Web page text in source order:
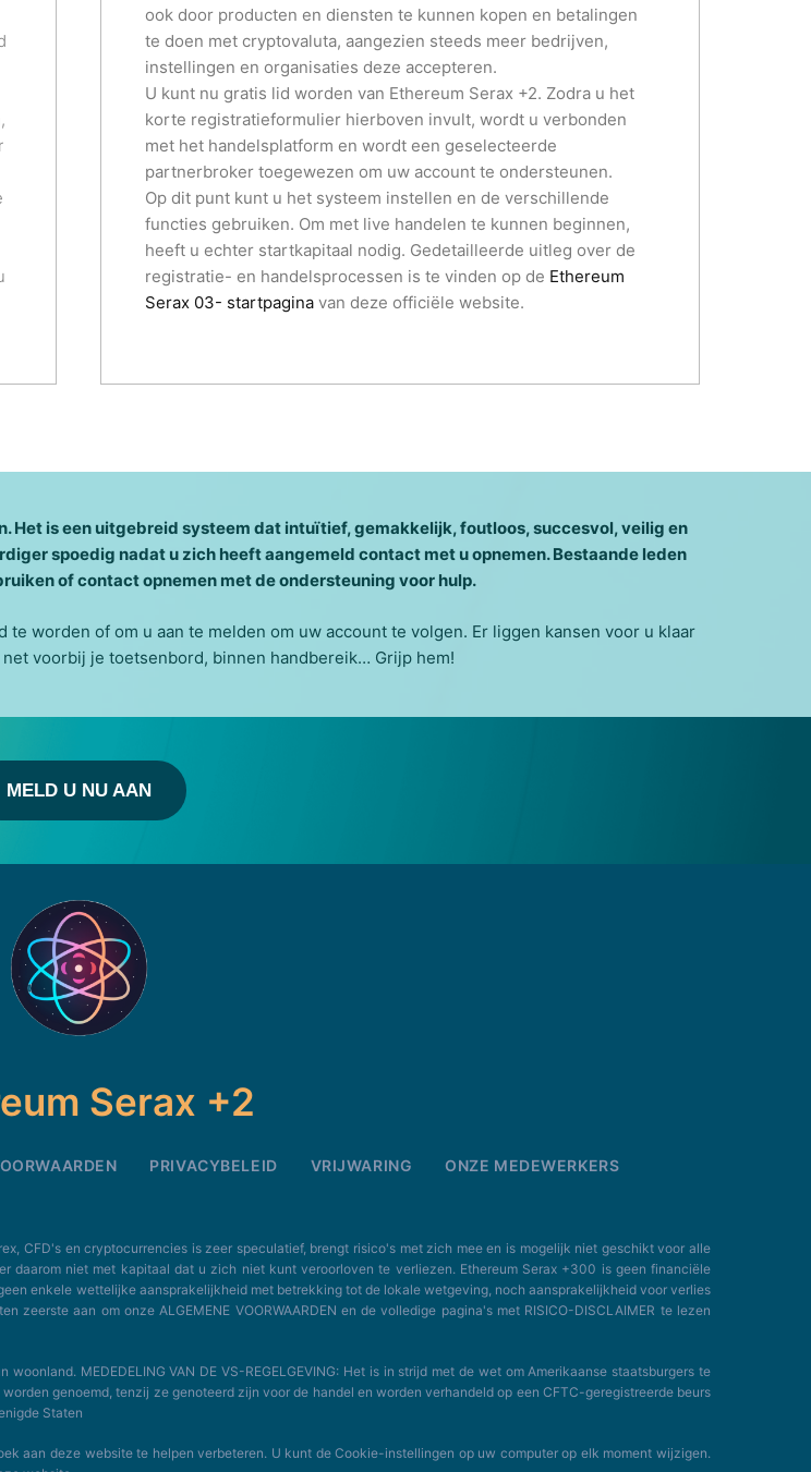
ook door producten en diensten te kunnen kopen en betalingen
te doen met cryptovaluta, aangezien steeds meer bedrijven,
instellingen en organisaties deze accepteren.
U kunt nu gratis lid worden van Ethereum Serax +2. Zodra u het
korte registratieformulier hierboven invult, wordt u verbonden
met het handelsplatform en wordt een geselecteerde
partnerbroker toegewezen om uw account te ondersteunen.
Op dit punt kunt u het systeem instellen en de verschillende
functies gebruiken. Om met live handelen te kunnen beginnen,
heeft u echter startkapitaal nodig. Gedetailleerde uitleg over de
registratie- en handelsprocessen is te vinden op de Ethereum
Serax 03- startpagina van deze officiële website.
Het is een uitgebreid systeem dat intuïtief, gemakkelijk, foutloos, succesvol, veilig en
spoedig nadat u zich heeft aangemeld contact met u opnemen. Bestaande leden
of contact opnemen met de ondersteuning voor hulp.
worden of om u aan te melden om uw account te volgen. Er liggen kansen voor u klaar
voorbij je toetsenbord, binnen handbereik… Grijp hem!
MELD U NU AAN
Serax +2
PRIVACYBELEID VRIJWARING ONZE MEDEWERKERS
CFD's en cryptocurrencies is zeer speculatief, brengt risico's met zich mee en is mogelijk niet geschikt voor alle
daarom niet met kapitaal dat u zich niet kunt veroorloven te verliezen. Ethereum Serax +300 is geen financiële
enkele wettelijke aansprakelijkheid met betrekking tot de lokale wetgeving, noch aansprakelijkheid voor verlies
aan om onze ALGEMENE VOORWAARDEN en de volledige pagina's met RISICO-DISCLAIMER te lezen
MEDEDELING VAN DE VS-REGELGEVING: Het is in strijd met de wet om Amerikaanse staatsburgers te
genoemd, tenzij ze genoteerd zijn voor de handel en worden verhandeld op een CFTC-geregistreerde beurs
Staten
aan deze website te helpen verbeteren. U kunt de Cookie-instellingen op uw computer op elk moment wijzigen.